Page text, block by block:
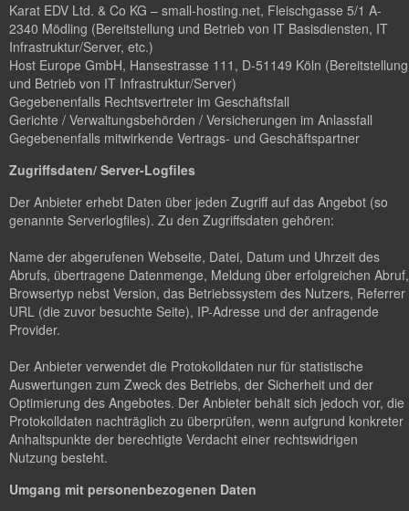
Karat EDV Ltd. & Co KG – small-hosting.net, Fleischgasse 5/1 A-
2340 Mödling (Bereitstellung und Betrieb von IT Basisdiensten, IT
Infrastruktur/Server, etc.)
Host Europe GmbH, Hansestrasse 111, D-51149 Köln (Bereitstellung
und Betrieb von IT Infrastruktur/Server)
Gegebenenfalls Rechtsvertreter im Geschäftsfall
Gerichte / Verwaltungsbehörden / Versicherungen im Anlassfall
Gegebenenfalls mitwirkende Vertrags- und Geschäftspartner
Zugriffsdaten/ Server-Logfiles
Der Anbieter erhebt Daten über jeden Zugriff auf das Angebot (so
genannte Serverlogfiles). Zu den Zugriffsdaten gehören:
Name der abgerufenen Webseite, Datei, Datum und Uhrzeit des
Abrufs, übertragene Datenmenge, Meldung über erfolgreichen Abruf,
Browsertyp nebst Version, das Betriebssystem des Nutzers, Referrer
URL (die zuvor besuchte Seite), IP-Adresse und der anfragende
Provider.
Der Anbieter verwendet die Protokolldaten nur für statistische
Auswertungen zum Zweck des Betriebs, der Sicherheit und der
Optimierung des Angebotes. Der Anbieter behält sich jedoch vor, die
Protokolldaten nachträglich zu überprüfen, wenn aufgrund konkreter
Anhaltspunkte der berechtigte Verdacht einer rechtswidrigen
Nutzung besteht.
Umgang mit personenbezogenen Daten